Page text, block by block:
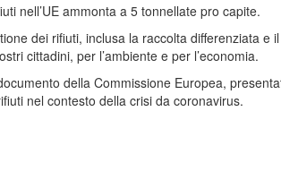
nell’UE ammonta a 5 tonnellate pro capite.
dei rifiuti, inclusa la raccolta differenziata e
cittadini, per l’ambiente e per l’economia.
della Commissione Europea,
nel contesto della crisi da coronavirus.